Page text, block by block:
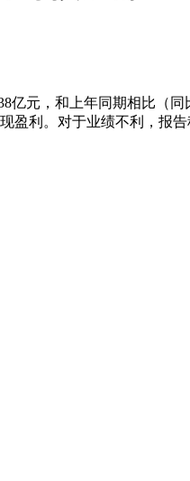
亿元，和上年同期相比（
利。对于业绩不利，报